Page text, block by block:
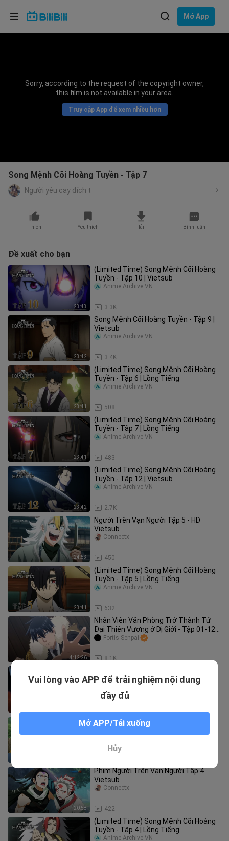
Mở App
Sorry, according to the request of the copyright owner,
this film is not available in your area.
Truy cập App để xem nhiều hơn
Song Mệnh Cõi Hoàng Tuyền - Tập 7
Người yêu cay đích t
Thích Yêu thích Tải Bình luận
Đề xuất cho bạn
23:43
(Limited Time) Song Mệnh Cõi Hoàng
Tuyền - Tập 10 | Vietsub
3.3K
Anime Archive VN
23:42
Song Mệnh Cõi Hoàng Tuyền - Tập 9 |
Vietsub
3.4K
Anime Archive VN
23:41
(Limited Time) Song Mệnh Cõi Hoàng
Tuyền - Tập 6 | Lồng Tiếng
508
Anime Archive VN
23:41
(Limited Time) Song Mệnh Cõi Hoàng
Tuyền - Tập 7 | Lồng Tiếng
483
Anime Archive VN
23:42
(Limited Time) Song Mệnh Cõi Hoàng
Tuyền - Tập 12 | Vietsub
2.7K
Anime Archive VN
24:53
Người Trên Vạn Người Tập 5 - HD
Vietsub
450
Connectx
23:41
(Limited Time) Song Mệnh Cõi Hoàng
Tuyền - Tập 5 | Lồng Tiếng
632
Anime Archive VN
4:12:26
Nhân Viên Văn Phòng Trở Thành Tứ
Đại Thiên Vương ở Dị Giới - Tập 01-12
(Vietsub)【Toàn Senpaiアニメ】
8.1K
Fortis Senpai
Tuyền - Tập 15 | Vietsub
(Limited Time) Song Mệnh Cõi Hoàng
Tuyền - Tập 1 | Lồng Tiếng
20:58
Phim Người Trên Vạn Người Tập 4
Vietsub
422
Connectx
(Limited Time) Song Mệnh Cõi Hoàng
Tuyền - Tập 4 | Lồng Tiếng
Anime Archive VN
Vui lòng vào APP để trải nghiệm nội dung
đầy đủ
Mở APP/Tải xuống
Hủy
Lựa chọn ngôn ngữ
Bahasa Indonesia